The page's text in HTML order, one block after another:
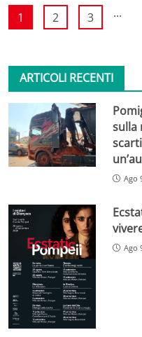
1 2 3 ...
ARTICOLI RECENTI
sulla
Ago
Ago